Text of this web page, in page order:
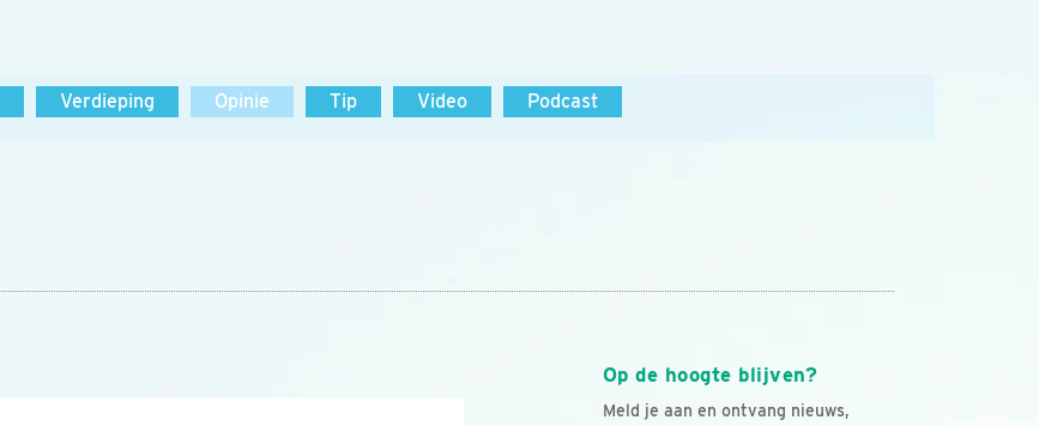
Verdieping Opinie Tip Video Podcast
Op de hoogte blijven?
Meld je aan en ontvang nieuws,